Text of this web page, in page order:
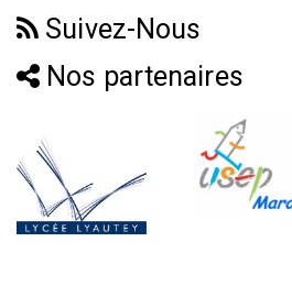
Suivez-Nous
Nos partenaires